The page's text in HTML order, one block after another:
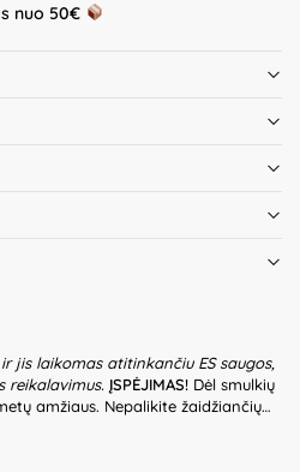
nuo 50€
jis laikomas atitinkančiu ES saugos,
reikalavimus. ĮSPĖJIMAS! Dėl smulkių
amžiaus. Nepalikite žaidžiančių
Prieš naudodami žaislą patikrinkite
žaislo, jeigu kuri nors iš dalių yra